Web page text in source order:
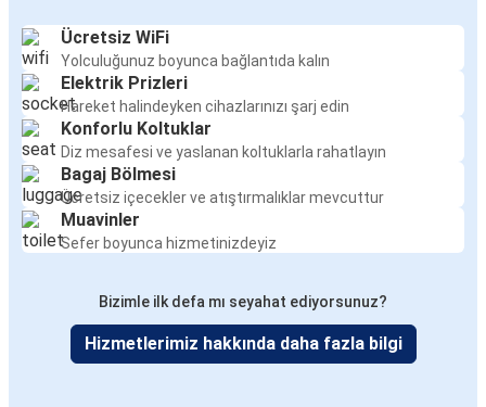
Ücretsiz WiFi
Yolculuğunuz boyunca bağlantıda kalın
Elektrik Prizleri
Hareket halindeyken cihazlarınızı şarj edin
Konforlu Koltuklar
Diz mesafesi ve yaslanan koltuklarla rahatlayın
Bagaj Bölmesi
Ücretsiz içecekler ve atıştırmalıklar mevcuttur
Muavinler
Sefer boyunca hizmetinizdeyiz
Bizimle ilk defa mı seyahat ediyorsunuz?
Hizmetlerimiz hakkında daha fazla bilgi